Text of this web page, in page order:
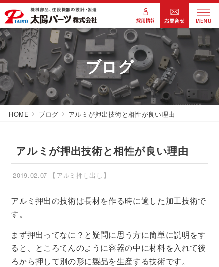
ブログ
HOME ブログ アルミが押出技術と相性が良い理由
アルミが押出技術と相性が良い理由
2019.02.07 【アルミ押し出し】
アルミ押出の技術は長材を作る時に適した加工技術で
す。
まず押出ってなに？と疑問に思う方に簡単に説明をす
ると、ところてんのように容器の中に材料を入れて後
ろから押して別の形に製品を生産する技術です。